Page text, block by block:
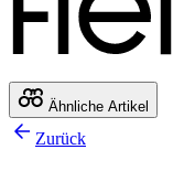
Ähnliche Artikel
Zurück